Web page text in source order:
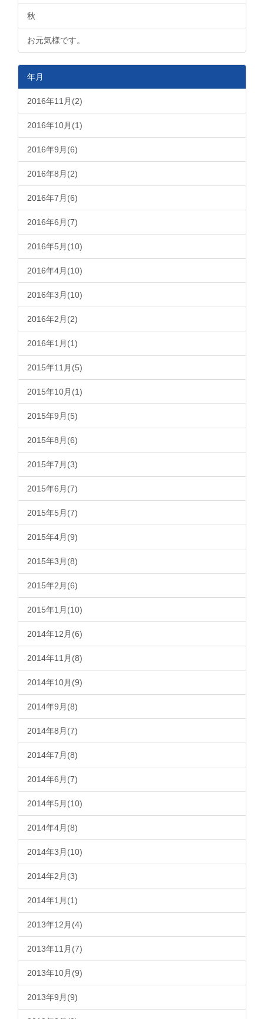
秋
お元気様です。
年月
2016年11月(2)
2016年10月(1)
2016年9月(6)
2016年8月(2)
2016年7月(6)
2016年6月(7)
2016年5月(10)
2016年4月(10)
2016年3月(10)
2016年2月(2)
2016年1月(1)
2015年11月(5)
2015年10月(1)
2015年9月(5)
2015年8月(6)
2015年7月(3)
2015年6月(7)
2015年5月(7)
2015年4月(9)
2015年3月(8)
2015年2月(6)
2015年1月(10)
2014年12月(6)
2014年11月(8)
2014年10月(9)
2014年9月(8)
2014年8月(7)
2014年7月(8)
2014年6月(7)
2014年5月(10)
2014年4月(8)
2014年3月(10)
2014年2月(3)
2014年1月(1)
2013年12月(4)
2013年11月(7)
2013年10月(9)
2013年9月(9)